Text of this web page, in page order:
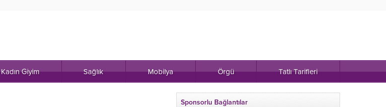
Kadın Giyim Sağlık Mobilya Örgü Tatlı Tarifleri
Sponsorlu Bağlantılar